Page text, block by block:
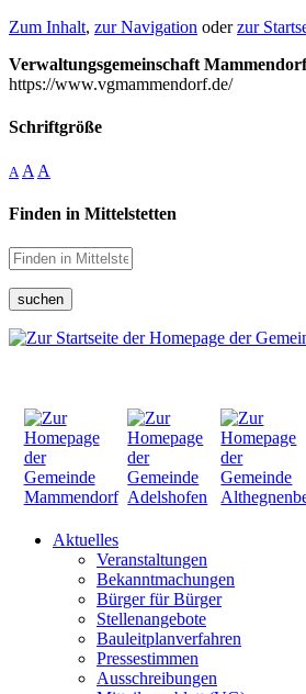
Zum Inhalt, zur Navigation oderzur
Verwaltungsgemeinschaft Mammendorf
https://www.vgmammendorf.de/
Schriftgröße
A A A
Finden in Mittelstetten
suchen
Aktuelles
Veranstaltungen
Bekanntmachungen
Bürger für Bürger
Stellenangebote
Bauleitplanverfahren
Pressestimmen
Ausschreibungen